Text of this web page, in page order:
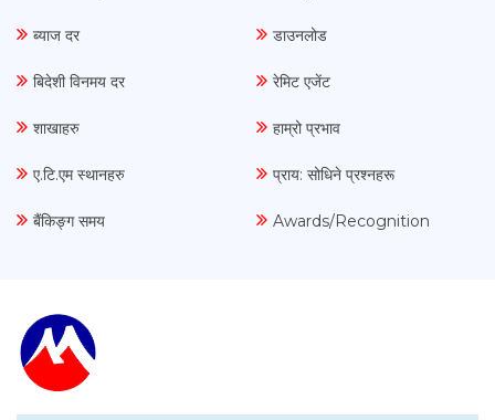
ब्याज दर
बिदेशी विनमय दर
शाखाहरु
ए.टि.एम स्थानहरु
बैंकिङ्ग समय
डाउनलोड
रेमिट एजेंट
हाम्रो प्रभाव
प्राय: सोधिने प्रश्नहरू
Awards/Recognition